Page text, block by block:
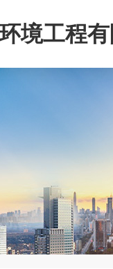
境工程